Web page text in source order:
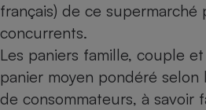
français) de ce supermarché
concurrents.
Les paniers famille, couple
panier moyen pondéré
de consommateurs, à savoir